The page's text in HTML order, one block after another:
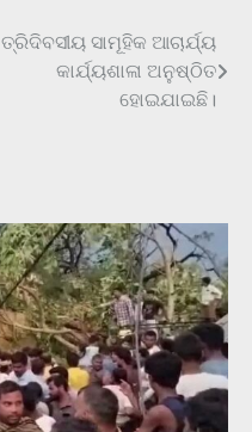
ତ୍ରିଦିବସୀୟ ସାମୂହିକ ଆଚାର୍ଯ୍ୟ
କାର୍ଯ୍ୟଶାଳା ଅନୁଷ୍ଠିତ
ହୋଇଯାଇଛି।